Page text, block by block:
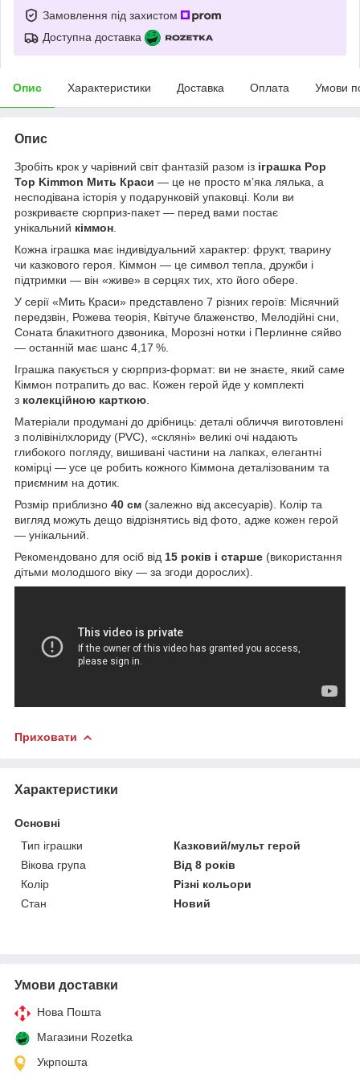
Замовлення під захистом
Доступна доставка
Опис Характеристики Доставка Оплата Умови
Опис
Зробіть крок у чарівний світ фантазій разом із іграшка Pop
Top Kimmon Мить Краси — це не просто м’яка лялька, а
несподівана історія у подарунковій упаковці. Коли ви
розкриваєте сюрприз‑пакет — перед вами постає
унікальний кіммон
Кожна іграшка має індивідуальний характер: фрукт, тварину
чи казкового героя. Кіммон — це символ тепла, дружби і
підтримки — він «живе» в серцях тих, хто його обере.
У серії «Мить Краси» представлено 7 різних героїв: Місячний
передзвін, Рожева теорія, Квітуче блаженство, Мелодійні сни,
Соната блакитного дзвоника, Морозні нотки і Перлинне сяйво
— останній має шанс 4,17 %.
Іграшка пакується у сюрприз‑формат: ви не знаєте, який саме
Кіммон потрапить до вас. Кожен герой йде у комплекті
з колекційною карткою
Матеріали продумані до дрібниць: деталі обличчя виготовлені
з полівінілхлориду (PVC), «скляні» великі очі надають
глибокого погляду, вишивані частини на лапках, елегантні
комірці — усе це робить кожного Кіммона деталізованим та
приємним на дотик.
Розмір приблизно 40 см (залежно від аксесуарів). Колір та
вигляд можуть дещо відрізнятись від фото, адже кожен герой
— унікальний.
Рекомендовано для осіб від 15 років і старше (використання
дітьми молодшого віку — за згоди дорослих).
Приховати
Характеристики
Основні
Тип іграшки
Казковий/мульт герой
Вікова група
Від 8 років
Колір
Різні кольори
Стан
Новий
Умови доставки
Нова Пошта
Магазини Rozetka
Укрпошта